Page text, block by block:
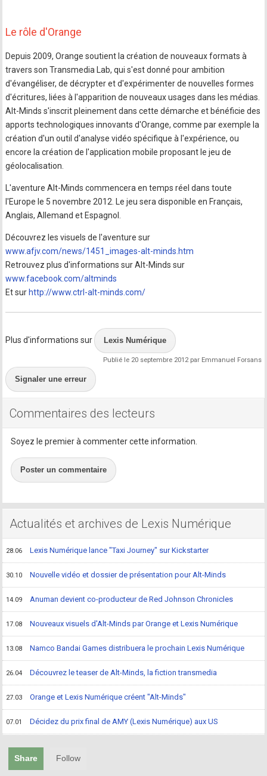
Le rôle d'Orange
Depuis 2009, Orange soutient la création de nouveaux formats à
travers son Transmedia Lab, qui s'est donné pour ambition
d'évangéliser, de décrypter et d'expérimenter de nouvelles formes
d'écritures, liées à l'apparition de nouveaux usages dans les médias.
Alt-Minds s'inscrit pleinement dans cette démarche et bénéficie des
apports technologiques innovants d'Orange, comme par exemple la
création d'un outil d'analyse vidéo spécifique à l'expérience, ou
encore la création de l'application mobile proposant le jeu de
géolocalisation.
L'aventure Alt-Minds commencera en temps réel dans toute
l'Europe le 5 novembre 2012. Le jeu sera disponible en Français,
Anglais, Allemand et Espagnol.
Découvrez les visuels de l'aventure sur
www.afjv.com/news/1451_images-alt-minds.htm
Retrouvez plus d'informations sur Alt-Minds sur
www.facebook.com/altminds
Et sur http://www.ctrl-alt-minds.com/
Plus d'informations sur Lexis Numérique
Publié le 20 septembre 2012 par Emmanuel Forsans
Signaler une erreur
Commentaires des lecteurs
Soyez le premier à commenter cette information.
Poster un commentaire
Actualités et archives de Lexis Numérique
28.06 Lexis Numérique lance "Taxi Journey" sur Kickstarter
30.10 Nouvelle vidéo et dossier de présentation pour Alt-Minds
14.09 Anuman devient co-producteur de Red Johnson Chronicles
17.08 Nouveaux visuels d'Alt-­Minds par Orange et Lexis Numérique
13.08 Namco Bandai Games distribuera le prochain Lexis Numérique
26.04 Découvrez le teaser de Alt-Minds, la fiction transmedia
27.03 Orange et Lexis Numérique créent "Alt-Minds"
07.01 Décidez du prix final de AMY (Lexis Numérique) aux US
Share Follow